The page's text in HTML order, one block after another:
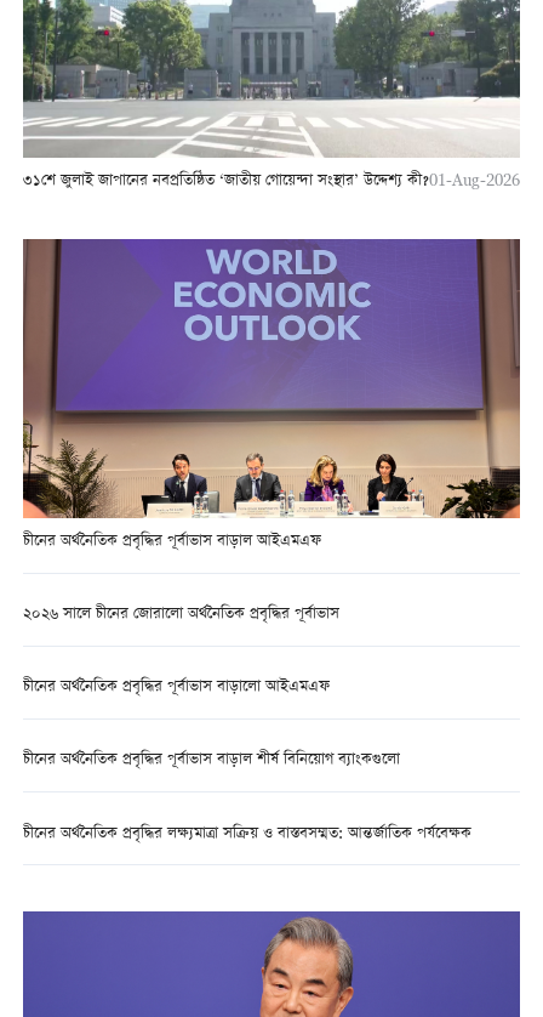
৩১শে জুলাই জাপানের নবপ্রতিষ্ঠিত ‘জাতীয় গোয়েন্দা সংস্থার’ উদ্দেশ্য কী?01-Aug-2026
চীনের অর্থনৈতিক প্রবৃদ্ধির পূর্বাভাস বাড়াল আইএমএফ
২০২৬ সালে চীনের জোরালো অর্থনৈতিক প্রবৃদ্ধির পূর্বাভাস
চীনের অর্থনৈতিক প্রবৃদ্ধির পূর্বাভাস বাড়ালো আইএমএফ
চীনের অর্থনৈতিক প্রবৃদ্ধির পূর্বাভাস বাড়াল শীর্ষ বিনিয়োগ ব্যাংকগুলো
চীনের অর্থনৈতিক প্রবৃদ্ধির লক্ষ্যমাত্রা সক্রিয় ও বাস্তবসম্মত: আন্তর্জাতিক পর্যবেক্ষক